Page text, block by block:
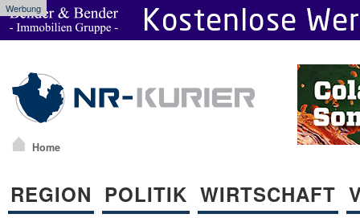
Werbung
Home
REGION POLITIK WIRTSCHAFT